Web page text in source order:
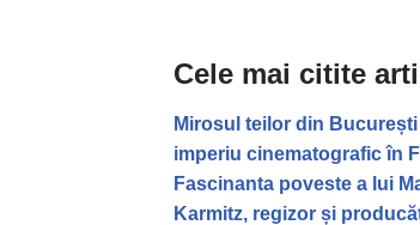
Cele mai citite
Mirosul teilor din
imperiu cinematografic în
Fascinanta poveste a lui
Karmitz, regizor și